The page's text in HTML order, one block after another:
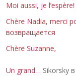
Moi aussi, je
Chère Nadia, merci
возвращается
Chère Suzanne,
Un grand… Sikorsky в